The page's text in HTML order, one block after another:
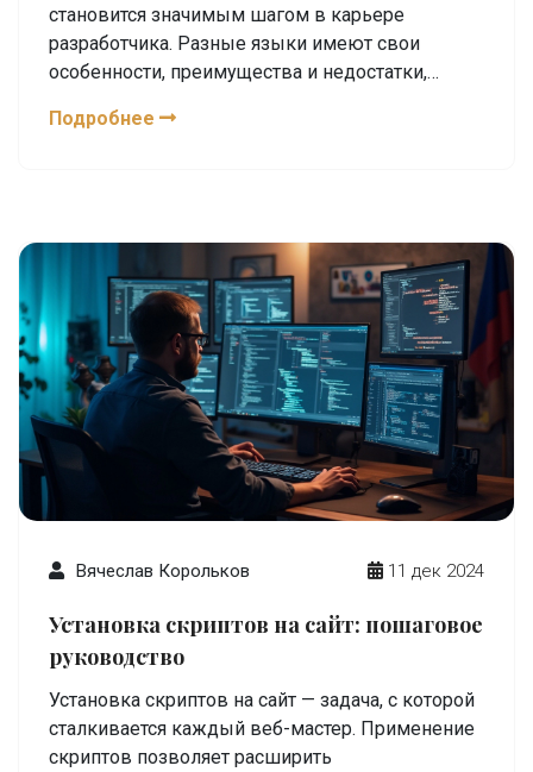
становится значимым шагом в карьере
разработчика. Разные языки имеют свои
особенности, преимущества и недостатки,
различных задач и проектов. От Python до Java,
в том, какой язык программирования выбрать
в зависимости от ваших целей и интересов.
Подробнее
Вячеслав Корольков 11 дек 2024
Установка скриптов на сайт: пошаговое
руководство
Установка скриптов на сайт — задача, с которой
сталкивается каждый веб-мастер. Применение
скриптов позволяет расширить